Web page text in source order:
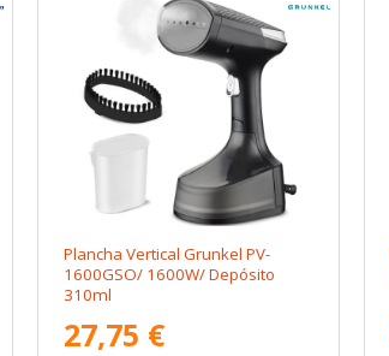
Plancha Vertical Grunkel PV-
1600GSO/ 1600W/ Depósito
310ml
27,75 €